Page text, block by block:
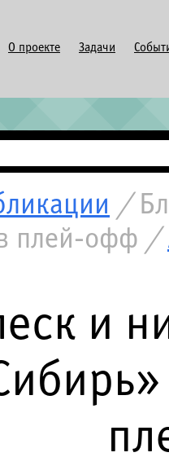
О проекте Задачи
/
плей-офф /
и